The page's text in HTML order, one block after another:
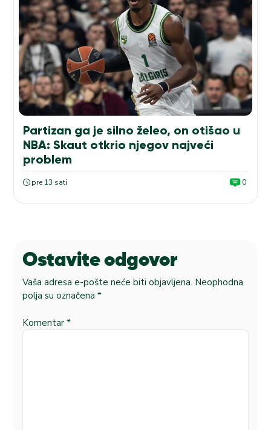
Partizan ga je silno želeo, on otišao u
NBA: Skaut otkrio njegov najveći
problem
pre 13 sati 0
Ostavite odgovor
Vaša adresa e-pošte neće biti objavljena. Neophodna
polja su označena *
Komentar *